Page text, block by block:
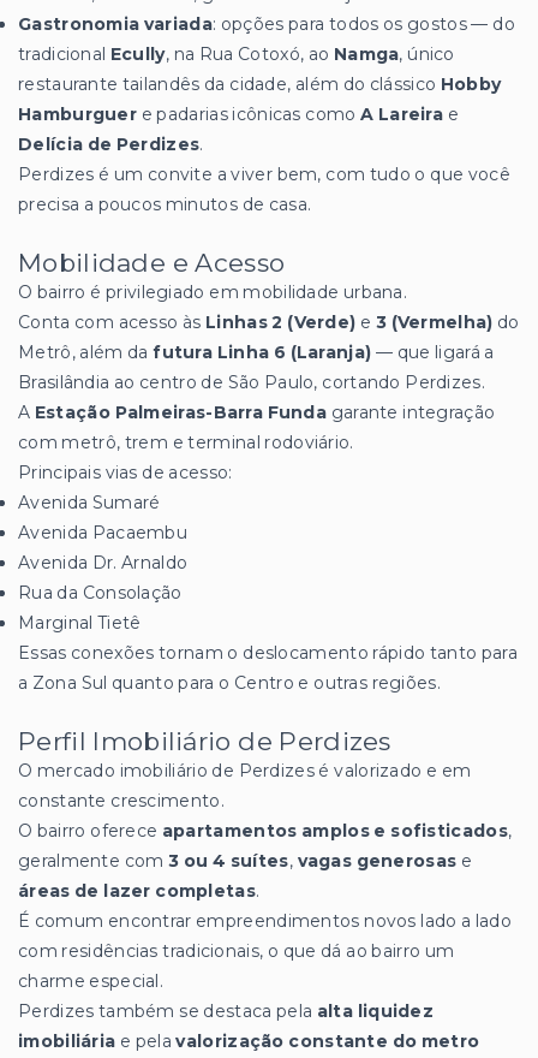
Gastronomia variada: opções para todos os gostos — do
tradicional Ecully, na Rua Cotoxó, ao Namga, único
restaurante tailandês da cidade, além do clássico Hobby
Hamburguer e padarias icônicas comoA Lareira e
Delícia de Perdizes.
Perdizes é um convite a viver bem, com tudo o que você
precisa a poucos minutos de casa.
Mobilidade e Acesso
O bairro é privilegiado em mobilidade urbana.
Conta com acesso às Linhas 2 (Verde) e 3 (Vermelha) do
Metrô, além dafutura Linha 6 (Laranja) — que ligará a
Brasilândia ao centro de São Paulo, cortando Perdizes.
A Estação Palmeiras-Barra Funda garante integração
com metrô, trem e terminal rodoviário.
Principais vias de acesso:
Avenida Sumaré
Avenida Pacaembu
Avenida Dr. Arnaldo
Rua da Consolação
Marginal Tietê
Essas conexões tornam o deslocamento rápido tanto para
a Zona Sul quanto para o Centro e outras regiões.
Perfil Imobiliário de Perdizes
O mercado imobiliário de Perdizes é valorizado e em
constante crescimento.
O bairro oferece apartamentos amplos e sofisticados,
geralmente com3 ou 4 suítes, vagas generosas e
áreas de lazer completas.
É comum encontrar empreendimentos novos lado a lado
com residências tradicionais, o que dá ao bairro um
charme especial.
Perdizes também se destaca pela alta liquidez
imobiliária e pelavalorização constante do metro